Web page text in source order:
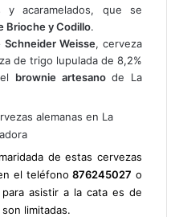
y acaramelados, que se
Brioche y Codillo.
Schneider Weisse, cerveza
de trigo lupulada de 8,2%
brownie artesanode La
de estas cervezas
el teléfono876245027 o
asistir a la cata es de
limitadas.